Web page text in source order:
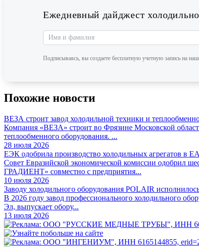
Ежедневный дайджест
Подписываясь, вы создаете бесплатную учетную запись на
Похожие новости
ВЕЗА строит завод холодильной техники и
Компания «ВЕЗА» строит во Фрязине Московской
теплообменного оборудования. ...
28 июля 2026
ЕЭК одобрила производство холодильных агрегатов в
Совет Евразийской экономической комиссии одобрил
ГРАДИЕНТ» совместно с предприятия...
10 июля 2026
Заводу холодильного оборудования POLAIR
В 2026 году завод профессионального холодильного
Эл, выпускает обору...
13 июля 2026